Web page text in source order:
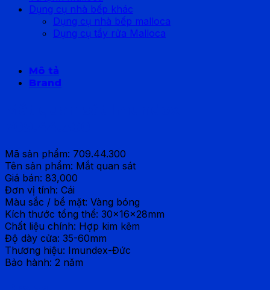
Dụng cụ nhà bếp khác
Dụng cụ nhà bếp malloca
Dụng cụ tẩy rửa Malloca
Mô tả
Brand
Mã sản phẩm: 709.44.300
Tên sản phẩm: Mắt quan sát
Giá bán: 83,000
Đơn vị tính: Cái
Màu sắc / bề mặt: Vàng bóng
Kích thước tổng thể: 30x16x28mm
Chất liệu chính: Hợp kim kẽm
Độ dày cửa: 35-60mm
Thương hiệu: Imundex-Đức
Bảo hành: 2 năm